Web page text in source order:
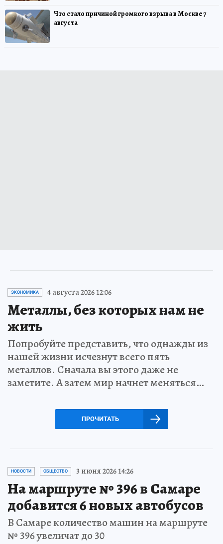
Что стало причиной громкого взрыва в Москве 7
августа
ЭКОНОМИКА 4 августа 2026 12:06
Металлы, без которых нам не
жить
Попробуйте представить, что однажды из
нашей жизни исчезнут всего пять
металлов. Сначала вы этого даже не
заметите. А затем мир начнет меняться…
ПРОЧИТАТЬ
НОВОСТИ ОБЩЕСТВО 3 июня 2026 14:26
На маршруте № 396 в Самаре
добавится 6 новых автобусов
В Самаре количество машин на маршруте
№ 396 увеличат до 30